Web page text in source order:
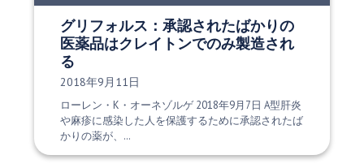
グリフォルス：承認されたばかりの
医薬品はクレイトンでのみ製造され
る
発行日:
2018年9月11日
ローレン・K・オーネゾルゲ 2018年9月7日 A型肝炎
や麻疹に感染した人を保護するために承認されたば
かりの薬が、…